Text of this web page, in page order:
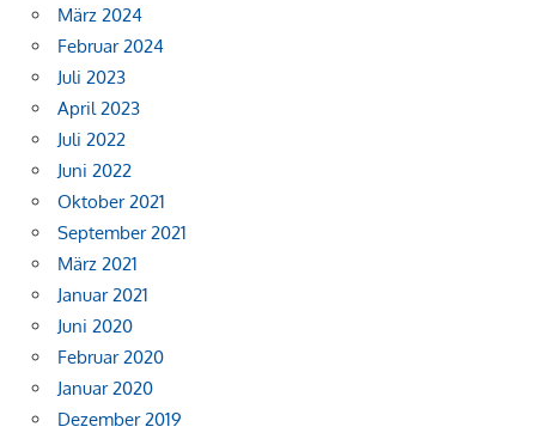
März 2024
Februar 2024
Juli 2023
April 2023
Juli 2022
Juni 2022
Oktober 2021
September 2021
März 2021
Januar 2021
Juni 2020
Februar 2020
Januar 2020
Dezember 2019